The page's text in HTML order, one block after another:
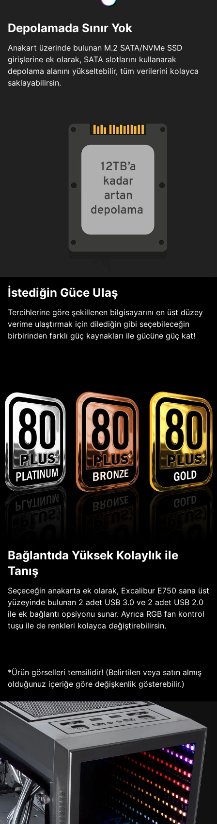
Depolamada Sınır Yok
Anakart üzerinde bulunan M.2 SATA/NVMe SSD
girişlerine ek olarak, SATA slotlarını kullanarak
depolama alanını yükseltebilir, tüm verilerini kolayca
saklayabilirsin.
İstediğin Güce Ulaş
Tercihlerine göre şekillenen bilgisayarını en üst düzey
verime ulaştırmak için dilediğin gibi seçebileceğin
birbirinden farklı güç kaynakları ile gücüne güç kat!
Bağlantıda Yüksek Kolaylık ile
Tanış
Seçeceğin anakarta ek olarak, Excalibur E750 sana üst
yüzeyinde bulunan 2 adet USB 3.0 ve 2 adet USB 2.0
ile ek bağlantı opsiyonu sunar. Ayrıca RGB fan kontrol
tuşu ile de renkleri kolayca değiştirebilirsin.
*Ürün görselleri temsilidir! (Belirtilen veya satın almış
olduğunuz içeriğe göre değişkenlik gösterebilir.)